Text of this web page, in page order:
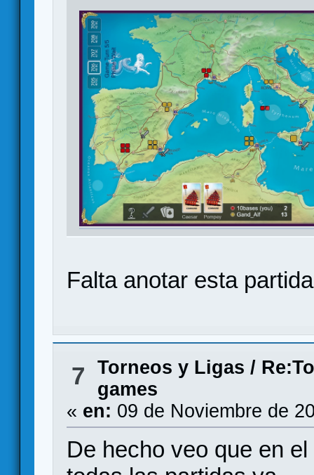
Falta anotar esta
7 Torneos y Ligas /
games
« en: 09 de Noviembre de
De hecho veo que en